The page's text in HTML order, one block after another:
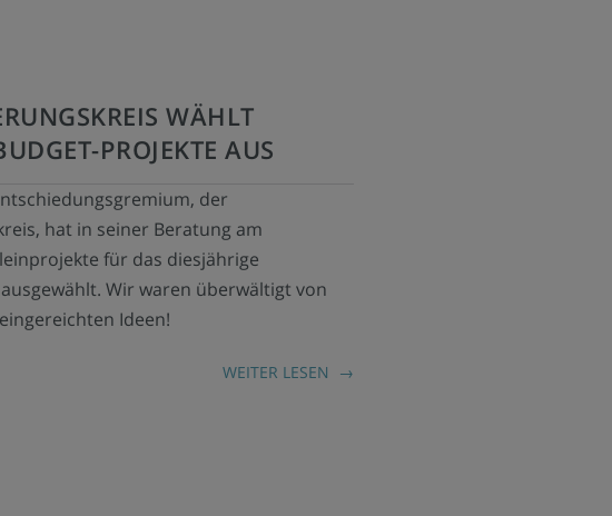
WÄHLT
PROJEKTE AUS
der
hat in seiner Beratung am
für das diesjährige
Wir waren überwältigt von
Ideen!
WEITER LESEN